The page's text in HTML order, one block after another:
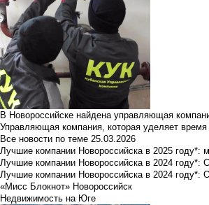
В Новороссийске найдена управляющая
Управляющая компания, которая уделяет
Все новости по теме 25.03.2026
Лучшие компании Новороссийска в 2025 году*:
Лучшие компании Новороссийска в 2024 году*:
Лучшие компании Новороссийска в 2024
«Мисс Блокнот» Новороссийск
Недвижимость на Юге